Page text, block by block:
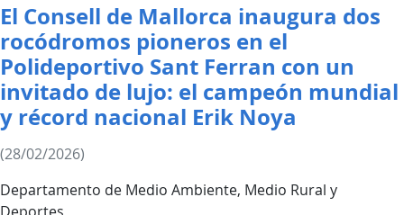
El Consell de Mallorca inaugura dos
rocódromos pioneros en el
Polideportivo Sant Ferran con un
invitado de lujo: el campeón mundial
y récord nacional Erik Noya
(28/02/2026)
Departamento de Medio Ambiente, Medio Rural y